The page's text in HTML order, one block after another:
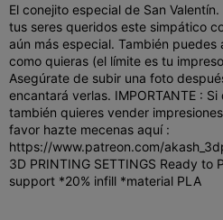
El conejito especial de San Valentín.
tus seres queridos este simpático
aún más especial. También
como quieras (el límite es tu
Asegúrate de subir una foto
encantará verlas. IMPORTANTE :
también quieres vender
favor hazte mecenas aquí :
https://www.patreon.com/
3D PRINTING SETTINGS Ready
support *20% infill *material PLA